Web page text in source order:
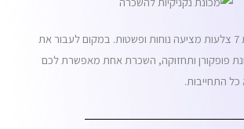
השכרת מכונת נקנקיות 7 צלעות מציעה נוחות ופשטות. במקום לעבור את
פופקורן ותחזוקה, השכרת אחת מאפשרת לכם
כל התחייבות.